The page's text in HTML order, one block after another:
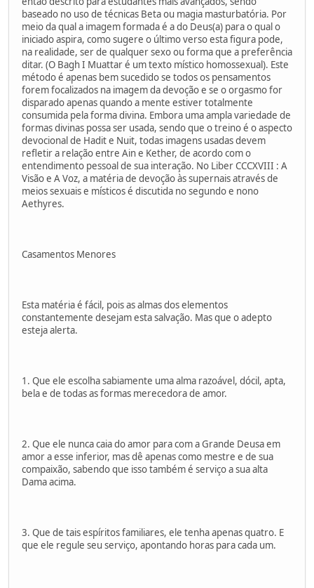
baseado no uso de técnicas Beta ou magia masturbatória. Por
meio da qual a imagem formada é a do Deus(a) para o qual o
iniciado aspira, como sugere o último verso esta figura pode,
na realidade, ser de qualquer sexo ou forma que a preferência
ditar. (O Bagh I Muattar é um texto místico homossexual). Este
método é apenas bem sucedido se todos os pensamentos
forem focalizados na imagem da devoção e se o orgasmo for
disparado apenas quando a mente estiver totalmente
consumida pela forma divina. Embora uma ampla variedade de
formas divinas possa ser usada, sendo que o treino é o aspecto
devocional de Hadit e Nuit, todas imagens usadas devem
refletir a relação entre Ain e Kether, de acordo com o
entendimento pessoal de sua interação. No Liber CCCXVIII : A
Visão e A Voz, a matéria de devoção às supernais através de
meios sexuais e místicos é discutida no segundo e nono
Aethyres.
Casamentos Menores
Esta matéria é fácil, pois as almas dos elementos
constantemente desejam esta salvação. Mas que o adepto
esteja alerta.
1. Que ele escolha sabiamente uma alma razoável, dócil, apta,
bela e de todas as formas merecedora de amor.
2. Que ele nunca caia do amor para com a Grande Deusa em
amor a esse inferior, mas dê apenas como mestre e de sua
compaixão, sabendo que isso também é serviço a sua alta
Dama acima.
3. Que de tais espíritos familiares, ele tenha apenas quatro. E
que ele regule seu serviço, apontando horas para cada um.